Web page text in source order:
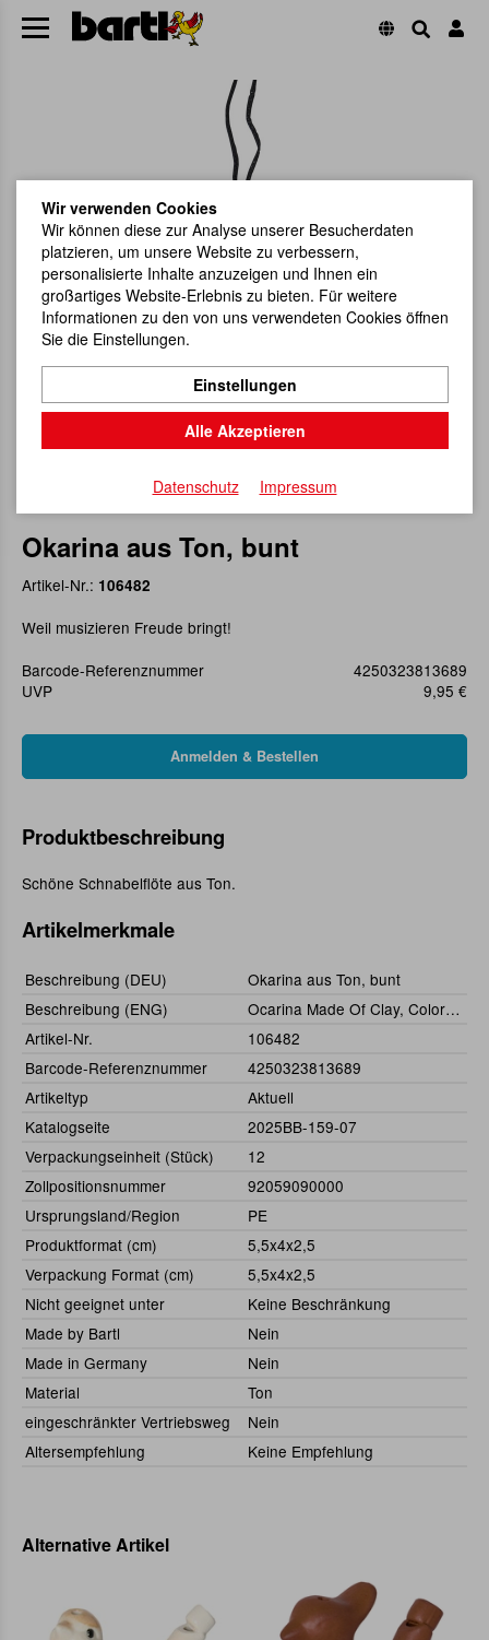
Okarina aus Ton, bunt
Artikel-Nr.: 106482
Weil musizieren Freude bringt!
Barcode-Referenznummer
4250323813689
UVP
9,95 €
Produktbeschreibung
Schöne Schnabelflöte aus Ton.
Artikelmerkmale
Beschreibung (DEU)
Okarina aus Ton, bunt
Beschreibung (ENG)
Ocarina Made Of Clay, Colorfull
Artikel-Nr.
106482
Barcode-Referenznummer
4250323813689
Artikeltyp
Aktuell
Katalogseite
2025BB-159-07
Verpackungseinheit (Stück)
12
Zollpositionsnummer
92059090000
Ursprungsland/Region
PE
Produktformat (cm)
5,5x4x2,5
Verpackung Format (cm)
5,5x4x2,5
Nicht geeignet unter
Keine Beschränkung
Made by Bartl
Nein
Made in Germany
Nein
Material
Ton
eingeschränkter Vertriebsweg
Nein
Altersempfehlung
Keine Empfehlung
Alternative Artikel
Wir verwenden Cookies
Wir können diese zur Analyse unserer Besucherdaten
platzieren, um unsere Website zu verbessern,
personalisierte Inhalte anzuzeigen und Ihnen ein
großartiges Website-Erlebnis zu bieten. Für weitere
Informationen zu den von uns verwendeten Cookies öffnen
Sie die Einstellungen.
Einstellungen
Alle Akzeptieren
Datenschutz Impressum